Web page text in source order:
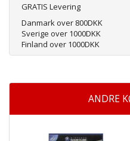
GRATIS Levering
Danmark over 800DKK
Sverige over 1000DKK
Finland over 1000DKK
ANDRE